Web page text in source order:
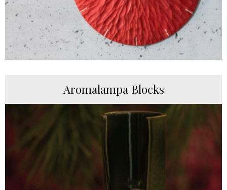
Aromalampa Blocks